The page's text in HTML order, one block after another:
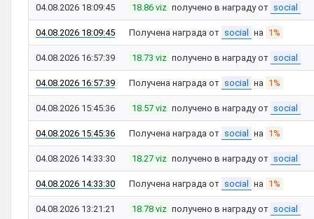
04.08.2026 18:09:45 18.86 viz получено в награду от social
04.08.2026 18:09:45 Получена награда от social на 1%
04.08.2026 16:57:39 18.73 viz получено в награду от social
04.08.2026 16:57:39 Получена награда от social на 1%
04.08.2026 15:45:36 18.57 viz получено в награду от social
04.08.2026 15:45:36 Получена награда от social на 1%
04.08.2026 14:33:30 18.27 viz получено в награду от social
04.08.2026 14:33:30 Получена награда от social на 1%
04.08.2026 13:21:21 18.78 viz получено в награду от social